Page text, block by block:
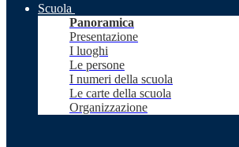
Scuola
Panoramica
Presentazione
I luoghi
Le persone
I numeri della scuola
Le carte della scuola
Organizzazione